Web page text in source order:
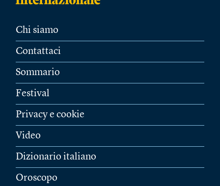
Chi siamo
Contattaci
Sommario
Festival
Privacy e cookie
Video
Dizionario italiano
Oroscopo